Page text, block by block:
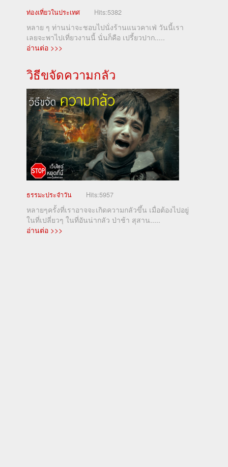
ท่องเที่ยวในประเทศ Hits:5382
หลาย ๆ ท่านน่าจะชอบไปนั่งร้านแนวคาเฟ่ วันนี้เรา
เลยจะพาไปเที่ยวงานนี้ นั่นก็คือ เปรี้ยวปาก.....
อ่านต่อ >>>
วิธีขจัดความกลัว
ธรรมะประจำวัน Hits:5957
หลายๆครั้งที่เราอาจจะเกิดความกลัวขึ้น เมื่อต้องไปอยู่
ในที่เปลี่ยวๆ ในที่อันน่ากลัว ป่าช้า สุสาน.....
อ่านต่อ >>>